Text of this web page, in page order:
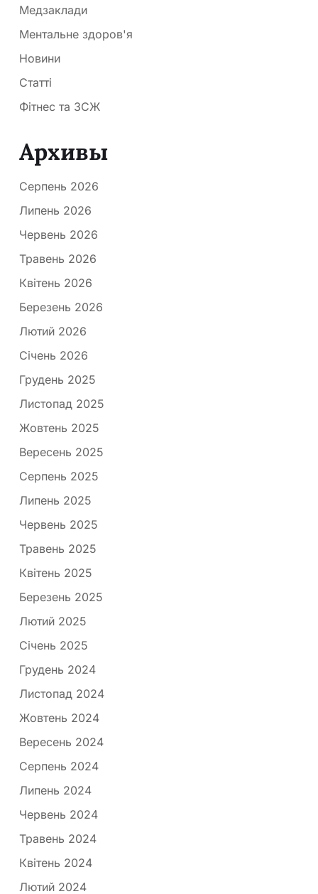
Медзаклади
Ментальне здоров'я
Новини
Статті
Фітнес та ЗСЖ
Архивы
Серпень 2026
Липень 2026
Червень 2026
Травень 2026
Квітень 2026
Березень 2026
Лютий 2026
Січень 2026
Грудень 2025
Листопад 2025
Жовтень 2025
Вересень 2025
Серпень 2025
Липень 2025
Червень 2025
Травень 2025
Квітень 2025
Березень 2025
Лютий 2025
Січень 2025
Грудень 2024
Листопад 2024
Жовтень 2024
Вересень 2024
Серпень 2024
Липень 2024
Червень 2024
Травень 2024
Квітень 2024
Лютий 2024